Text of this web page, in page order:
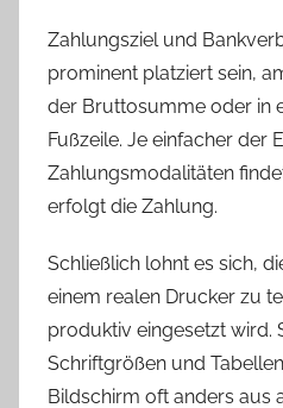
Zahlungsziel und
prominent platziert sein,
der Bruttosumme oder in
Fußzeile. Je einfacher der
Zahlungsmodalitäten
erfolgt die Zahlung.
Schließlich lohnt es sich,
einem realen Drucker zu
produktiv eingesetzt wird.
Schriftgrößen und
Bildschirm oft anders aus